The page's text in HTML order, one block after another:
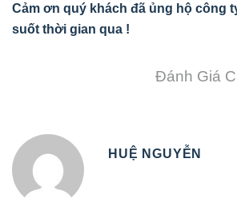
Cảm ơn quý khách đã ủng hộ công
suốt thời gian qua !
Đánh Giá
HUỆ NGUYỄN